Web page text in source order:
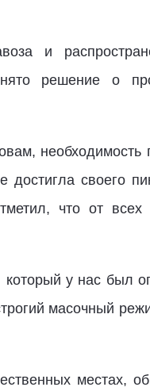
и
решение о
необходимость
своего
что от всех
у нас был
масочный
местах,